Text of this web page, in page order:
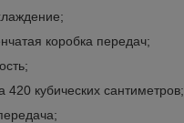
коробка передач;
кубических сантиметров;